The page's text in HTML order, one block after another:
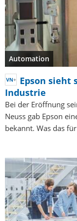
Automation
Epson sieht
Industrie
Bei der Eröffnung
Neuss gab Epson
bekannt. Was das